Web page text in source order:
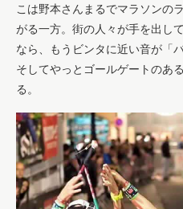
こは野本さんまるでマラソンの
がる一方。街の人々が手を出し
なら、もうビンタに近い音が「
そしてやっとゴールゲートのあ
る。